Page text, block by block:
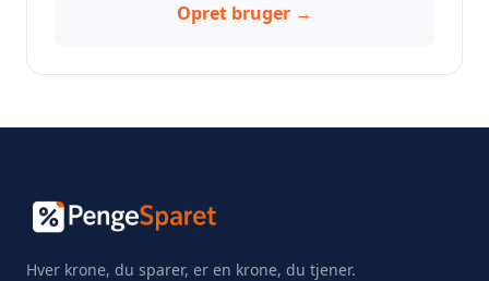
Opret bruger →
Hver krone, du sparer, er en krone, du tjener.